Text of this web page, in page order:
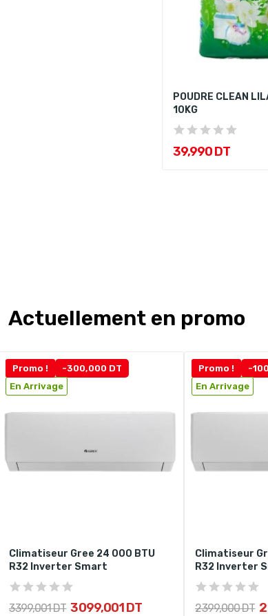
POUDRE CLEAN
10KG
39,990 DT
Actuellement en promo
Promo !
-300,000 DT
En Arrivage
Climatiseur Gree 24 000 BTU
R32 Inverter Smart
3 399,001 DT 3 099,001 DT
Promo !
-
En Arrivage
Climatiseur
R32 Inverter
2 399,000 DT